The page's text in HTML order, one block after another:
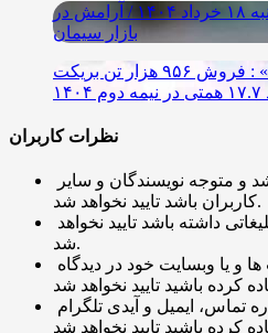
قیمت سیمان امروز شنبه ۱۸ خرداد ۱۴۰۴ / آرامش در
بازار سیمان
پیش بینی جدید «فصبا» : فروش ۹۵۶ هزار تن بریکت
نظرات کاربران
کاربران باشد تایید نخواهد شد.
شد.